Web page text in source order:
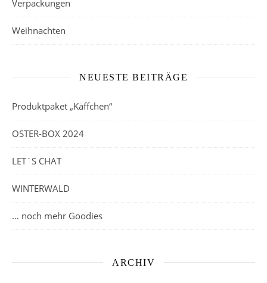
Verpackungen
Weihnachten
NEUESTE BEITRÄGE
Produktpaket „Käffchen“
OSTER-BOX 2024
LET`S CHAT
WINTERWALD
… noch mehr Goodies
ARCHIV